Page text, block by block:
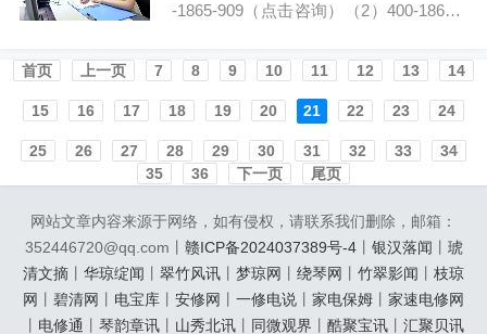
-1865-909（点击咨询）（2）400-1865-9
话多少(1)400-...
首页️ 上一页 7 8 9 10 11 12 13 14
15 16 17 18 19 20 21 22 23 24
25 26 27 28 29 30 31 32 33
34
35
36 下一页 尾页
网站文章内容来源于网络，如有侵权，请联系我们删除，邮箱：
352446720@qq.com丨 赣ICP备2024037389号-4丨 银汉落闻
琥
清文摘
华琼绽闻 翠竹风讯 梦琼网 绕琴网 竹翠影闻
枝琼
网
碧清网 电宝库 安修网 一修电说 家电保姆
家速电修网
电修通 琴韵章讯 山秀北讯 同微观界 酷聚宝讯
汇聚贝讯